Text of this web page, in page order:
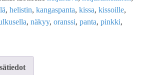
,helistin,kangaspanta,kissa,kissoille,
,näkyy,oranssi,panta,pinkki,